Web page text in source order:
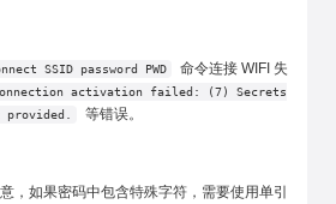
SSID password PWD
命令连接 WIFI 失
activation failed: (7) Secrets
等错误。
，如果密码中包含特殊字符，需要使用单引